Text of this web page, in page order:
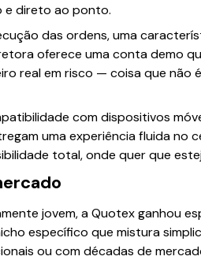
e direto ao ponto.
das ordens, uma
oferece uma conta demo
real em risco — coisa que não
com dispositivos
uma experiência fluida no
total, onde quer que
jovem, a Quotex ganhou
específico que mistura
ou com décadas de